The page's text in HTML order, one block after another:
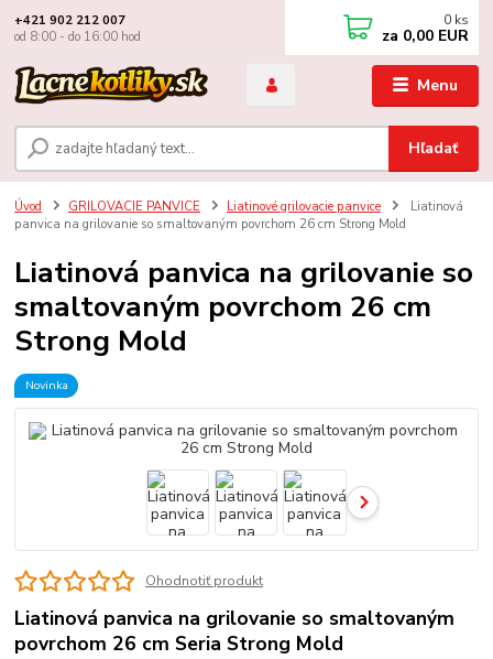
Menu
Hľadať
+421 902 212 007
od 8:00 - do 16:00 hod
0 ks
za 0,00 EUR
Úvod GRILOVACIE PANVICE Liatinové grilovacie panvice
Liatinová
panvica na grilovanie so smaltovaným povrchom 26 cm Strong Mold
Liatinová panvica na grilovanie so
smaltovaným povrchom 26 cm
Strong Mold
Novinka
Ohodnotiť produkt
Liatinová panvica na grilovanie so smaltovaným
povrchom 26 cm Seria Strong Mold